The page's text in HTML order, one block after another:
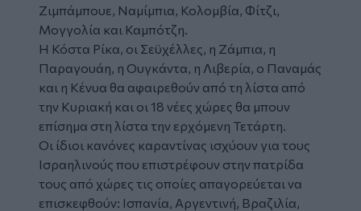
Ζιμπάμπουε, Ναμίμπια, Κολομβία, Φίτζι,
Μογγολία και Καμπότζη.
Η Κόστα Ρίκα, οι Σεϋχέλλες, η Ζάμπια, η
Παραγουάη, η Ουγκάντα, η Λιβερία, ο Παναμάς
και η Κένυα θα αφαιρεθούν από τη λίστα από
την Κυριακή και οι 18 νέες χώρες θα μπουν
επίσημα στη λίστα την ερχόμενη Τετάρτη.
Οι ίδιοι κανόνες καραντίνας ισχύουν για τους
Ισραηλινούς που επιστρέφουν στην πατρίδα
τους από χώρες τις οποίες απαγορεύεται να
επισκεφθούν: Ισπανία, Αργεντινή, Βραζιλία,